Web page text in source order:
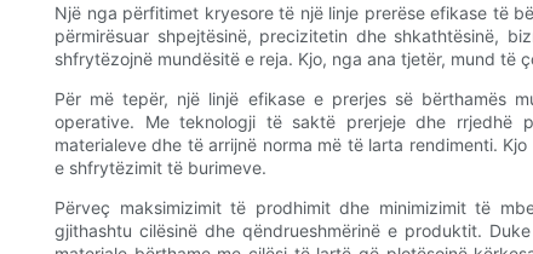
Një nga përfitimet kryesore të një linje prerëse efikase të
përmirësuar shpejtësinë, precizitetin dhe shkathtësinë,
shfrytëzojnë mundësitë e reja. Kjo, nga ana tjetër, mund të
Për më tepër, një linjë efikase e prerjes së bërthamës
operative. Me teknologji të saktë prerjeje dhe rrjedhë
materialeve dhe të arrijnë norma më të larta rendimenti.
e shfrytëzimit të burimeve.
Përveç maksimizimit të prodhimit dhe minimizimit të
gjithashtu cilësinë dhe qëndrueshmërinë e produktit.